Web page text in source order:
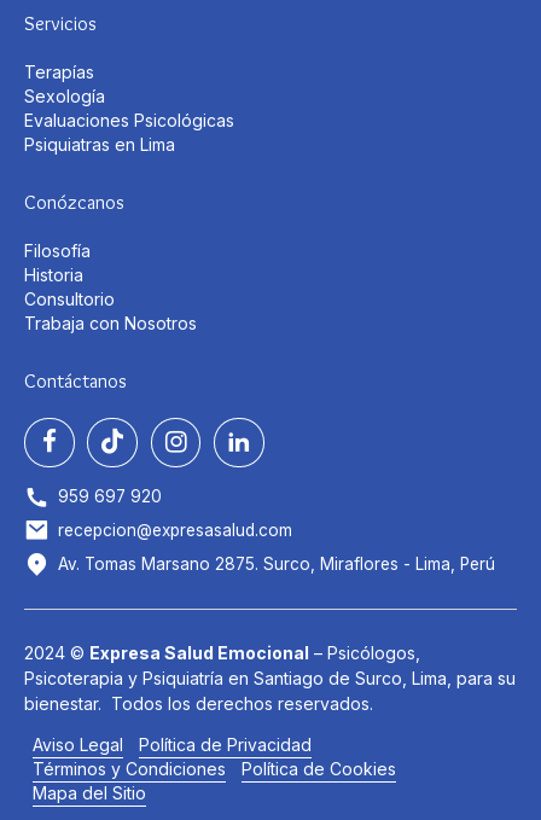
Servicios
Terapías
Sexología
Evaluaciones Psicológicas
Psiquiatras en Lima
Conózcanos
Filosofía
Historia
Consultorio
Trabaja con Nosotros
Contáctanos
959 697 920
recepcion@expresasalud.com
Av. Tomas Marsano 2875. Surco, Miraflores - Lima, Perú
2024 © Expresa Salud Emocional – Psicólogos,
Psicoterapia y Psiquiatría en Santiago de Surco, Lima, para su
bienestar. Todos los derechos reservados.
Aviso Legal
Política de Privacidad
Términos y Condiciones
Política de Cookies
Mapa del Sitio